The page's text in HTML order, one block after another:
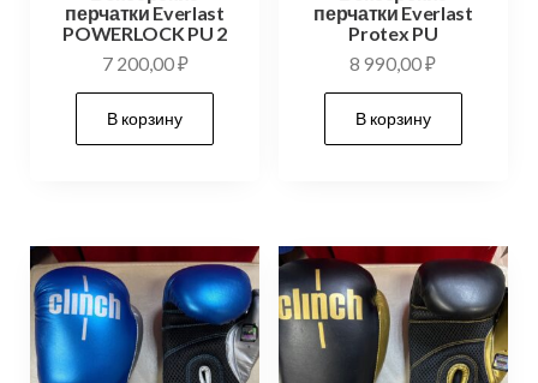
перчатки Everlast
POWERLOCK PU 2
7 200,00₽
В корзину
перчатки Everlast
Protex PU
8 990,00₽
В корзину